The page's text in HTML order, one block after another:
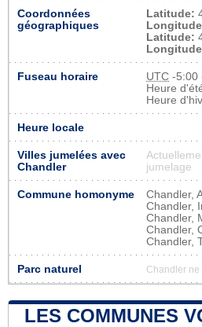
Coordonnées
géographiques
Latitude:
Latitude:
Fuseau horaire UTC -5:00
Heure
Heure
Heure locale
Villes jumelées avec
Chandler
jumelage
Commune homonyme
Chandler,
Chandler,
Chandler,
Chandler,
Chandler,
Parc naturel Chandler ne
LES COMMUNES